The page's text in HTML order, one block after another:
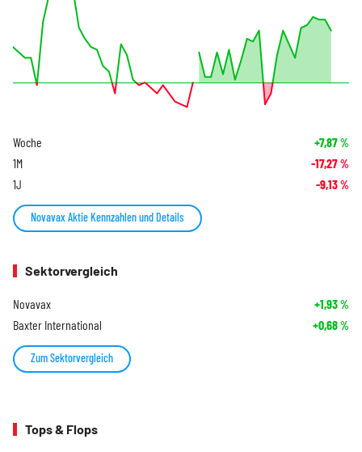
Woche +7,87%
1M -17,27%
1J -9,13%
Novavax Aktie Kennzahlen und Details
Sektorvergleich
Novavax +1,93%
Baxter International +0,68%
Zum Sektorvergleich
Tops & Flops